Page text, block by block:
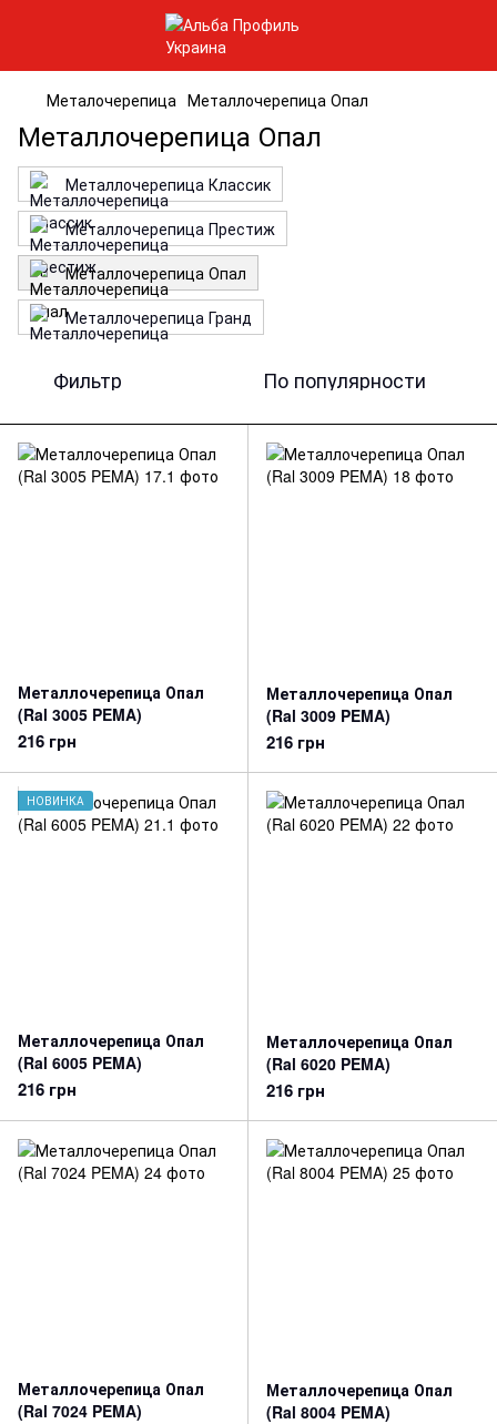
Металочерепица Металлочерепица Опал
Металлочерепица Опал
Металлочерепица Классик
Металлочерепица Престиж
Металлочерепица Опал
Металлочерепица Гранд
Фильтр По популярности
Металлочерепица Опал
(Ral 3005 PEMA)
216 грн
Металлочерепица Опал
(Ral 3009 PEMA)
216 грн
НОВИНКА
Металлочерепица Опал
(Ral 6005 PEMA)
216 грн
Металлочерепица Опал
(Ral 6020 PEMA)
216 грн
Металлочерепица Опал
(Ral 7024 PEMA)
Металлочерепица Опал
(Ral 8004 PEMA)